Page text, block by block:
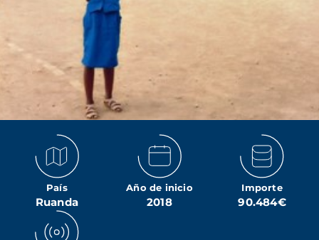
País
Ruanda
Año de inicio
2018
Importe
90.484€